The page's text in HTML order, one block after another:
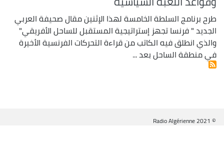
طرح برنامج السلطة الخامسة لهذا الإثنين مقال صحيفة العربي
الجديد " فرنسا تجهز إستراتيجية المستقبل للساحل الأفريقي"
والذي انطلق فيه الكاتب من قراءة التحركات الفرنسية الأخيرة
في منطقة الساحل بعد ...
© Radio Algérienne 2021